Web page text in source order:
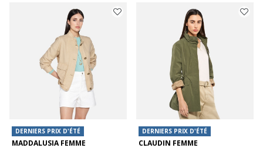
DERNIERS PRIX D'ÉTÉ
MADDALUSIA FEMME
DERNIERS PRIX D'ÉTÉ
CLAUDIN FEMME